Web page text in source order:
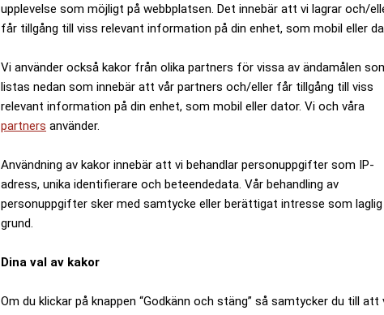
upplevelse som möjligt på webbplatsen. Det innebär att vi lagrar och/
får tillgång till viss relevant information på din enhet, som mobil eller
Vi använder också kakor från olika partners för vissa av ändamålen
listas nedan som innebär att vår partners och/eller får tillgång till viss
relevant information på din enhet, som mobil eller dator. Vi och våra
partners använder.
Användning av kakor innebär att vi behandlar personuppgifter som IP-
adress, unika identifierare och beteendedata. Vår behandling av
personuppgifter sker med samtycke eller berättigat intresse som laglig
grund.
Dina val av kakor
Om du klickar på knappen “Godkänn och stäng” så samtycker du till att